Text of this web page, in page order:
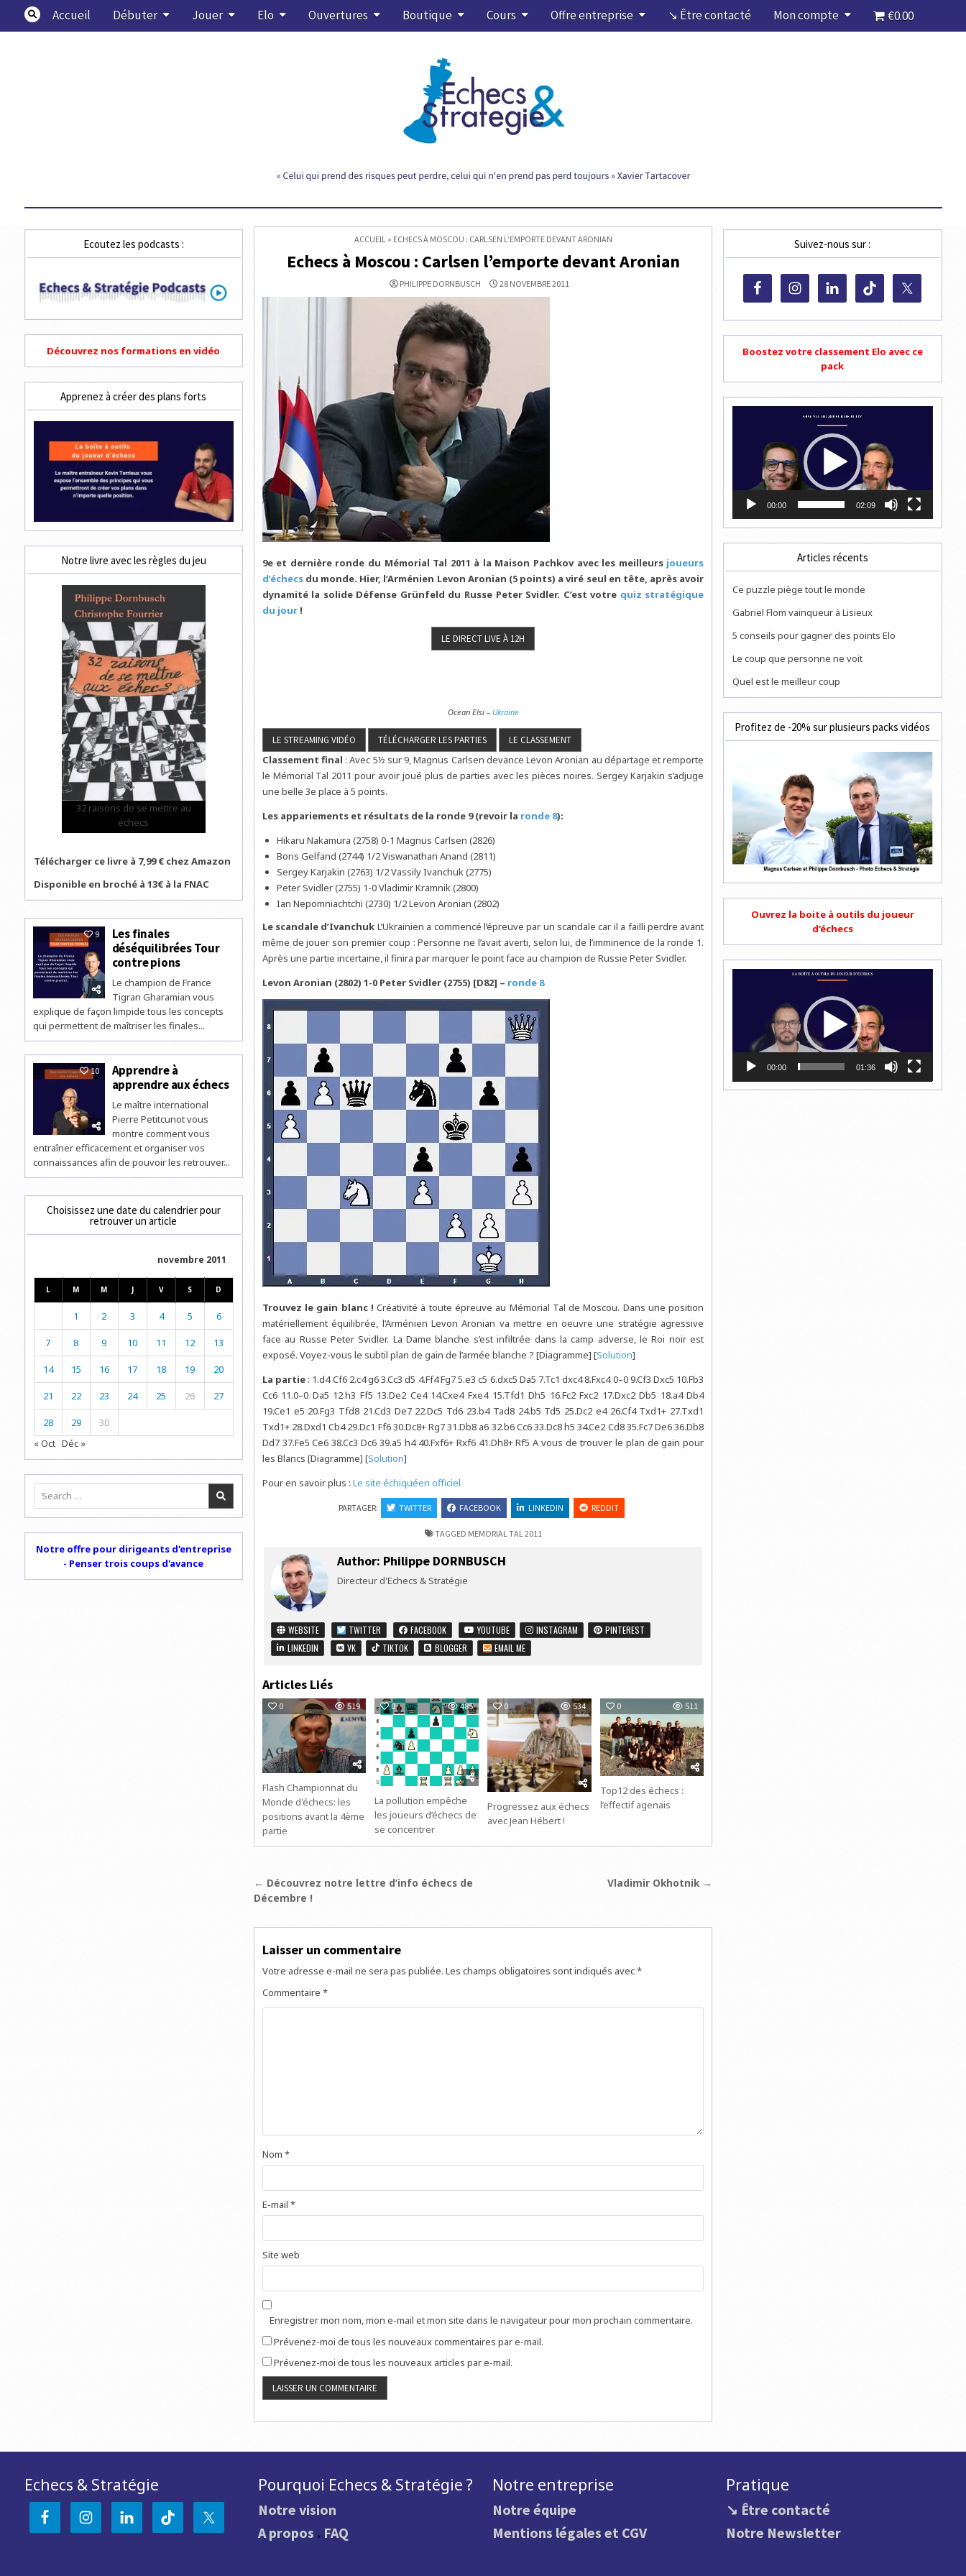
content
Accueil Débuter Jouer Elo Ouvertures Boutique Cours Offre entreprise ↘ Être contacté Mon compte €0.00
ACCUEIL» ECHECS À MOSCOU : CARLSEN L’EMPORTE DEVANT ARONIAN
Echecs à Moscou : Carlsen l’emporte devant Aronian
PHILIPPE DORNBUSCH 28 NOVEMBRE 2011
9e et dernière ronde du Mémorial Tal 2011 à la Maison Pachkov avec les meilleurs joueurs
d’échecsdu monde. Hier, l’Arménien Levon Aronian (5 points) a viré seul en tête, après avoir
dynamité la solide Défense Grünfeld du Russe Peter Svidler. C’est votre quiz stratégique
du jour!
Ocean Elsi – Ukraine
Classement final : Avec 5½ sur 9, Magnus Carlsen devance Levon Aronian au départage et remporte
le Mémorial Tal 2011 pour avoir joué plus de parties avec les pièces noires. Sergey Karjakin s’adjuge
une belle 3e place à 5 points.
Les appariements et résultats de la ronde 9 (revoir la ronde 8):
Hikaru Nakamura (2758) 0-1 Magnus Carlsen (2826)
Boris Gelfand (2744) 1/2 Viswanathan Anand (2811)
Sergey Karjakin (2763) 1/2 Vassily Ivanchuk (2775)
Peter Svidler (2755) 1-0 Vladimir Kramnik (2800)
Ian Nepomniachtchi (2730) 1/2 Levon Aronian (2802)
Le scandale d’Ivanchuk L’Ukrainien a commencé l’épreuve par un scandale car il a failli perdre avant
même de jouer son premier coup : Personne ne l’avait averti, selon lui, de l’imminence de la ronde 1.
Après une partie incertaine, il finira par marquer le point face au champion de Russie Peter Svidler.
Levon Aronian (2802) 1-0 Peter Svidler (2755) [D82] – ronde 8
Trouvez le gain blanc !Créativité à toute épreuve au Mémorial Tal de Moscou. Dans une position
matériellement équilibrée, l’Arménien Levon Aronian va mettre en oeuvre une stratégie agressive
face au Russe Peter Svidler. La Dame blanche s’est infiltrée dans la camp adverse, le Roi noir est
exposé. Voyez-vous le subtil plan de gain de l’armée blanche ? [Diagramme] [Solution]
La partie : 1.d4 Cf6 2.c4 g6 3.Cc3 d5 4.Ff4 Fg7 5.e3 c5 6.dxc5 Da5 7.Tc1 dxc4 8.Fxc4 0–0 9.Cf3 Dxc5 10.Fb3
Cc6 11.0–0 Da5 12.h3 Ff5 13.De2 Ce4 14.Cxe4 Fxe4 15.Tfd1 Dh5 16.Fc2 Fxc2 17.Dxc2 Db5 18.a4 Db4
19.Ce1 e5 20.Fg3 Tfd8 21.Cd3 De7 22.Dc5 Td6 23.b4 Tad8 24.b5 Td5 25.Dc2 e4 26.Cf4 Txd1+ 27.Txd1
Txd1+ 28.Dxd1 Cb4 29.Dc1 Ff6 30.Dc8+ Rg7 31.Db8 a6 32.b6 Cc6 33.Dc8 h5 34.Ce2 Cd8 35.Fc7 De6 36.Db8
Dd7 37.Fe5 Ce6 38.Cc3 Dc6 39.a5 h4 40.Fxf6+ Rxf6 41.Dh8+ Rf5 A vous de trouver le plan de gain pour
les Blancs [Diagramme] [Solution]
Pour en savoir plus : Le site échiquéen officiel
PARTAGER: TWITTER FACEBOOK LINKEDIN REDDIT
TAGGED MEMORIAL TAL 2011
Author: Philippe DORNBUSCH
Directeur d'Echecs & Stratégie
WEBSITE TWITTER FACEBOOK YOUTUBE INSTAGRAM
PINTEREST
LINKEDIN
VK TIKTOK BLOGGER EMAIL ME
Articles Liés
0 519
Flash Championnat du
Monde d'échecs: les
positions avant la 4ème
partie
0 485
La pollution empêche
les joueurs d’échecs de
se concentrer
0 534
Progressez aux échecs
avec Jean Hébert !
0 511
Top12 des échecs :
l’effectif agenais
Navigation
de
l’article
Vladimir Okhotnik →
← Découvrez notre lettre d’info échecs de
Décembre !
Laisser un commentaire
Votre adresse e-mail ne sera pas publiée. Les champs obligatoires sont indiqués avec*
Commentaire *
Nom *
E-mail *
Site web
Enregistrer mon nom, mon e-mail et mon site dans le navigateur pour mon prochain commentaire.
Prévenez-moi de tous les nouveaux commentaires par e-mail.
Prévenez-moi de tous les nouveaux articles par e-mail.
Ecoutez les podcasts :
Découvrez nos formations en vidéo
Apprenez à créer des plans forts
Notre livre avec les règles du jeu
32 raisons de se mettre au
échecs
Télécharger ce livre à 7,99 € chez Amazon
Disponible en broché à 13€ à la FNAC
9
Les finales
déséquilibrées Tour
contre pions
Le champion de France
Tigran Gharamian vous
explique de façon limpide tous les concepts
qui permettent de maîtriser les finales...
10
Apprendre à
apprendre aux échecs
Le maître international
Pierre Petitcunot vous
montre comment vous
entraîner efficacement et organiser vos
connaissances afin de pouvoir les retrouver...
Choisissez une date du calendrier pour
retrouver un article
novembre 2011
L M M J V S D
1 2 3 4 5 6
7 8 9 10 11 12 13
14 15 16 17 18 19 20
21 22 23 24 25 26 27
28 29
30
« Oct Déc »
Search
Notre offre pour dirigeants d'entreprise
- Penser trois coups d'avance
Suivez-nous sur :
Boostez votre classement Elo avec ce
pack
00:00 02:09
Articles récents
Ce puzzle piège tout le monde
Gabriel Flom vainqueur à Lisieux
5 conseils pour gagner des points Elo
Le coup que personne ne voit
Quel est le meilleur coup
Profitez de -20% sur plusieurs packs vidéos
Ouvrez la boite à outils du joueur
d'échecs
00:00 01:36
Echecs & Stratégie Pourquoi Echecs & Stratégie ?
Notre vision
A propos . FAQ
Notre entreprise
Notre équipe
Mentions légales et CGV
Pratique
↘ Être contacté
Notre Newsletter